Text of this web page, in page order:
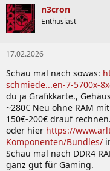
n3cron
Enthusiast
17.02.2026
Schau mal nach sowas:
schmiede...en-7-5700x-
du ja Grafikkarte.,
~280€ Neu ohne RAM
150€-200€ drauf rechnen.
oder hier https://
Komponenten/Bundles/
Schau mal nach DDR4
ganz gut für Gaming.